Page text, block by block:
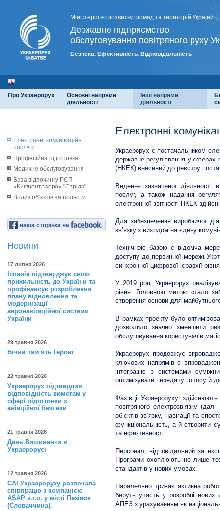
Міністерство розвитку громад та територій України
Державне підприємство
обслуговування повітряного руху
Безпека. Ефективність. Відповідальність
Про Украерорух
Основні напрями
діяльності
Інші напрями
діяльності
Електронні комунікаційні
послуги
Професійна підготовка
Медичне обслуговування
База відпочинку РСП
«Київцентраеро» "Стріла"
Вплив об’єктів на польоти
наша сторінка на
Новини
17 липня 2026
Іспанія підтверджує свою
прихильність до України та
профінансує розроблення
плану відновлення та
модернізації
аеронавігаційної системи
України
29 травня 2026
Вічна пам'ять Герою
22 травня 2026
Украерорух підтвердив
відповідність вимогам у
сфері підготовки з
авіаційної безпеки
21 травня 2026
День Вишиванки в
Украерорусі
12 травня 2026
САІ Украероруху розпочала
співпрацю з компанією
ASAP s.r.o. у місті Пезінок
(Словаччина).
Електронні
Украерорух є постачальником
державне регулювання у сферах
(НКЕК) внесений до реєстру
Ведення зазначеної діяльності
послуг, а також надання
електронної звітності НКЕК
Для забезпечення виробничої
зв’язку з виходом на єдину
Технічною базою є відомча
доступу до первинної мережі
синхронної цифрової ієрархії
У 2019 році Украерорух
рівня. Головною метою стало
створення основи для
В рамках проекту було
дозволило значно зменшити
обслуговування користувачів
Украерорух продовжує
ключових напрямів є
інтеграцію з системами
оптимізувати передачу голосу й
Фахівці Украероруху
повітряного електрозв’язку
об’єктів зв’язку, навігації та
функціональність, а й створити
та ефективності.
Персонал, відповідальний за
Програми охоплюють не лише
стандартів у нових умовах.
Паралельно триває активна
беруть участь у розробці нових
АПЕЗ з урахуванням як